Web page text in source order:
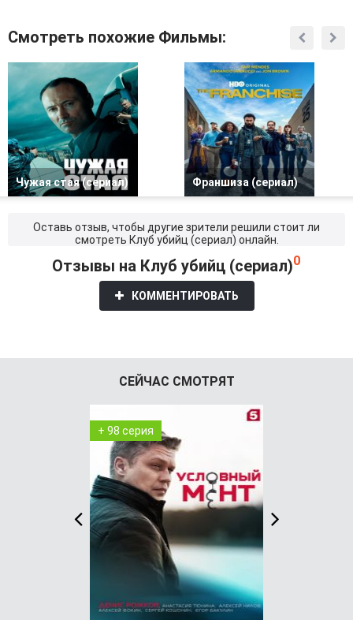
Смотреть похожие Фильмы:
Чужая стая (сериал) Франшиза (сериал)
Оставь отзыв, чтобы другие зрители решили стоит ли
смотреть Клуб убийц (сериал) онлайн.
Отзывы на Клуб убийц (сериал)0
КОММЕНТИРОВАТЬ
СЕЙЧАС СМОТРЯТ
+ 98 серия